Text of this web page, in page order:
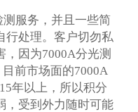
测服务，并且一些简
行处理。客户切勿私
，因为7000A分光测
前市场面的7000A
年以上，所以积分
，受到外力随时可能